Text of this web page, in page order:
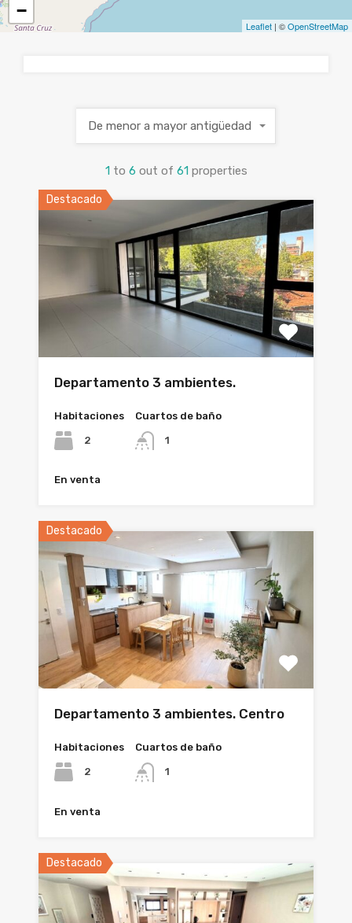
−
Leaflet | ©OpenStreetMap
1 to 6 out of 61 properties
De menor a mayor antigüedad
Destacado
Departamento 3 ambientes.
Habitaciones
2
Cuartos de baño
1
En venta
Destacado
Departamento 3 ambientes. Centro
Habitaciones
2
Cuartos de baño
1
En venta
Destacado